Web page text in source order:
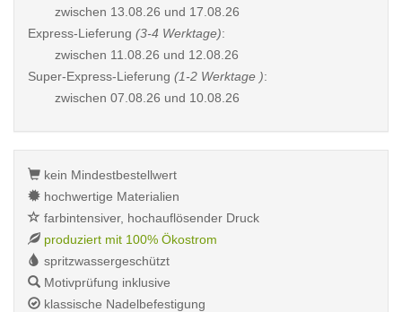
zwischen 13.08.26 und 17.08.26
Express-Lieferung (3-4 Werktage):
zwischen 11.08.26 und 12.08.26
Super-Express-Lieferung (1-2 Werktage ):
zwischen 07.08.26 und 10.08.26
kein Mindestbestellwert
hochwertige Materialien
farbintensiver, hochauflösender Druck
produziert mit 100% Ökostrom
spritzwassergeschützt
Motivprüfung inklusive
klassische Nadelbefestigung